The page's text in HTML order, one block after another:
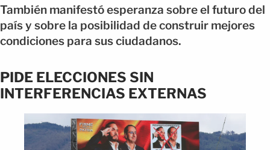
También manifestó esperanza sobre el futuro del
país y sobre la posibilidad de construir mejores
condiciones para sus ciudadanos.
PIDE ELECCIONES SIN
INTERFERENCIAS EXTERNAS